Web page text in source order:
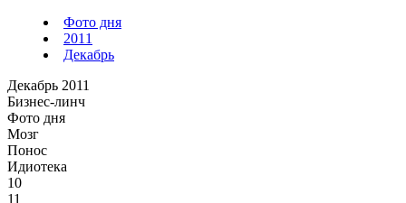
Фото дня
2011
Декабрь
Декабрь 2011
Бизнес-линч
Фото дня
Мозг
Понос
Идиотека
10
11